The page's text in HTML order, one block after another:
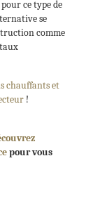
ce type de
se
comme
chauffants et
!
pour vous